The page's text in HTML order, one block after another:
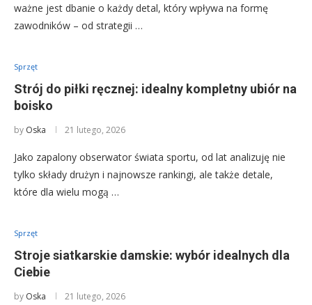
ważne jest dbanie o każdy detal, który wpływa na formę
zawodników – od strategii …
Sprzęt
Strój do piłki ręcznej: idealny kompletny ubiór na
boisko
by Oska 21 lutego, 2026
Jako zapalony obserwator świata sportu, od lat analizuję nie
tylko składy drużyn i najnowsze rankingi, ale także detale,
które dla wielu mogą …
Sprzęt
Stroje siatkarskie damskie: wybór idealnych dla
Ciebie
by Oska 21 lutego, 2026